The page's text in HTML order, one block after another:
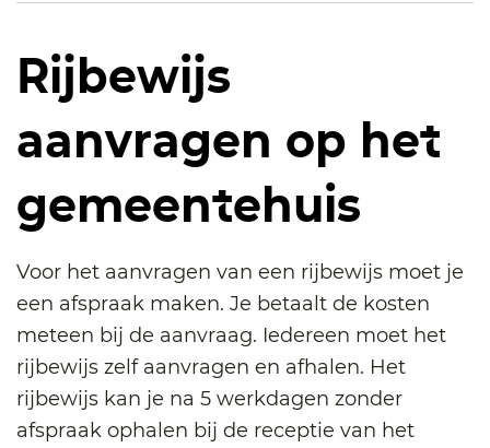
Rijbewijs
aanvragen op het
gemeentehuis
Voor het aanvragen van een rijbewijs moet je
een afspraak maken. Je betaalt de kosten
meteen bij de aanvraag. Iedereen moet het
rijbewijs zelf aanvragen en afhalen. Het
rijbewijs kan je na 5 werkdagen zonder
afspraak ophalen bij de receptie van het